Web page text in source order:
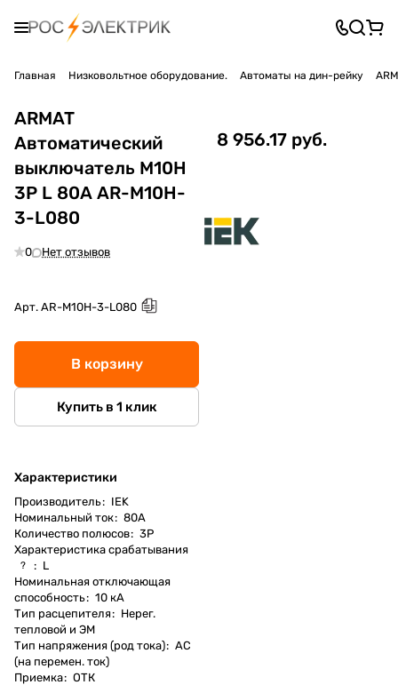
Главная Низковольтное оборудование. Автоматы на дин-рейку
ARMAT
Автоматический
выключатель M10H
3P L 80А AR-M10H-
3-L080
0 Нет отзывов
Арт. AR-M10H-3-L080
В корзину
Купить в 1 клик
Характеристики
Производитель: IEK
Номинальный ток: 80А
Количество полюсов: 3P
Характеристика срабатывания
? : L
Номинальная отключающая
способность: 10 кА
Тип расцепителя: Нерег.
тепловой и ЭМ
Тип напряжения (род тока): AC
(на перемен. ток)
Приемка: ОТК
8 956.17 руб.